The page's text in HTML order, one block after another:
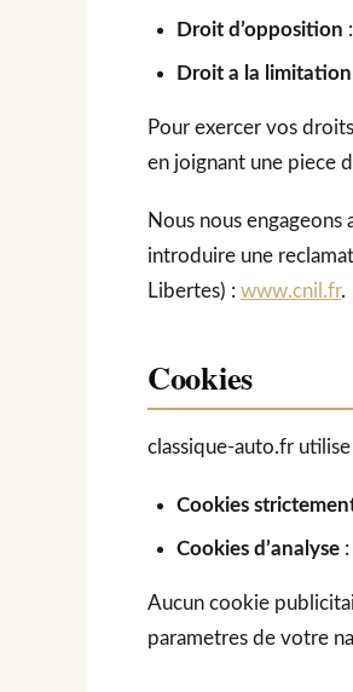
Droit d’opposition
Droit a la limitation
Pour exercer vos
en joignant une piece
Nous nous
introduire une
Libertes) : www.cnil.fr.
Cookies
classique-auto.fr
Cookies
Cookies d’analyse
Aucun cookie
parametres de votre